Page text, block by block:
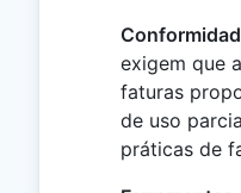
exigem que
faturas
de uso
práticas de